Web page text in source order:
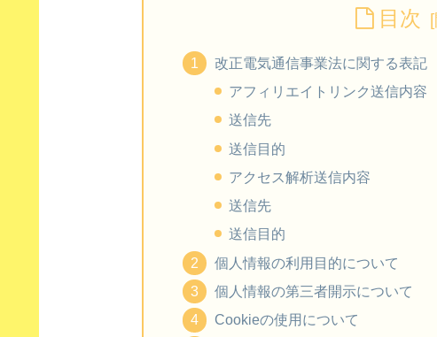
目次
改正電気通信事業法に関する表記
アフィリエイトリンク送信内容
送信先
送信目的
アクセス解析送信内容
送信先
送信目的
個人情報の利用目的について
個人情報の第三者開示について
Cookieの使用について